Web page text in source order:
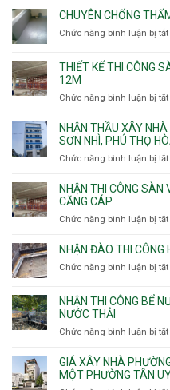
CHUYÊN CHỐNG
Chức năng bình luận bị tắt
THIẾT KẾ THI CÔNG
12M
Chức năng bình luận bị tắt
NHẬN THẦU XÂY
SƠN NHÌ, PHÚ THỌ
Chức năng bình luận bị tắt
NHẬN THI CÔNG SÀN
CĂNG CÁP
Chức năng bình luận bị tắt
NHẬN ĐÀO THI CÔNG
Chức năng bình luận bị tắt
NHẬN THI CÔNG BỂ
NƯỚC THẢI
Chức năng bình luận bị tắt
GIÁ XÂY NHÀ
MỘT PHƯỜNG TÂN